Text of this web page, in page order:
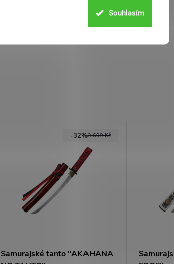
Souhlasím
3 699 Kč
-32%
Samurajské tanto "AKAHANA